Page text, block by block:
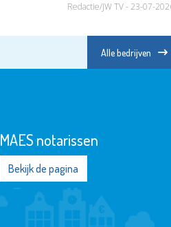
Redactie/JW TV - 23-07-
Alle bedrijven
MAES notarissen
Bekijk de pagina